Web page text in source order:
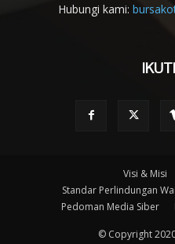
Hubungi kami:
Visi & Misi
Standar Perlindungan
Pedoman Media Siber
© Copyright